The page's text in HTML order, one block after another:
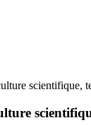
scientifique,